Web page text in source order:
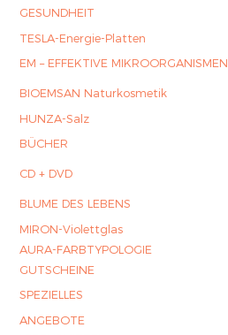
GESUNDHEIT
TESLA-Energie-Platten
EM – EFFEKTIVE MIKROORGANISMEN
BIOEMSAN Naturkosmetik
HUNZA-Salz
BÜCHER
CD + DVD
BLUME DES LEBENS
MIRON-Violettglas
AURA-FARBTYPOLOGIE
GUTSCHEINE
SPEZIELLES
ANGEBOTE